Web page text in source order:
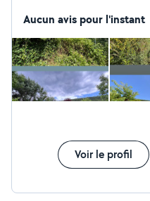
débroussaillage - abattage - élagage -taille de haies -
CESU qui permet une
travaille régulièrement
plus d'efficacité.
Aucun avis pour l'instant
Voir le profil